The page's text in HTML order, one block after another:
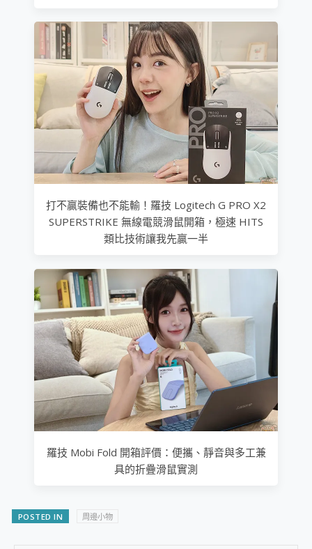
打不贏裝備也不能輸！羅技 Logitech G PRO X2
SUPERSTRIKE 無線電競滑鼠開箱，極速 HITS
類比技術讓我先贏一半
羅技 Mobi Fold 開箱評價：便攜、靜音與多工兼
具的折疊滑鼠實測
POSTED IN 周邊小物